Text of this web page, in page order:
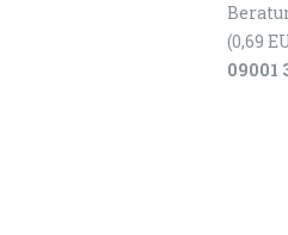
(0,69
09001